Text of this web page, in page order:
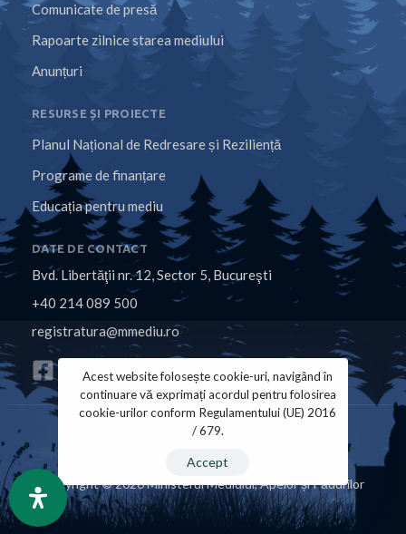
Comunicate de presă
Rapoarte zilnice starea mediului
Anunțuri
RESURSE ȘI PROIECTE
Planul Național de Redresare și Reziliență
Programe de finanțare
Educația pentru mediu
DATE DE CONTACT
Bvd. Libertăţii nr. 12, Sector 5, Bucureşti
+40 214 089 500
registratura@mmediu.ro
Copyright © 2026 Ministerul Mediului, Apelor și Pădurilor
Acest website folosește cookie-uri, navigând în
continuare vă exprimați acordul pentru folosirea
cookie-urilor conform Regulamentului (UE) 2016
/ 679.
Accept